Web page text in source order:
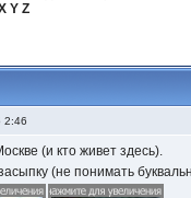
Y Z
2:46
(и кто живет здесь).
(не понимать